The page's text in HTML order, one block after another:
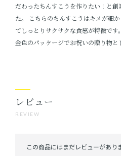
だわったちんすこうを作りたい！と
た。 こちらのちんすこうはキメが細
てしっとりサクサクな食感が特徴です。
金色のパッケージでお祝いの贈り物
REVIEW
レビュー